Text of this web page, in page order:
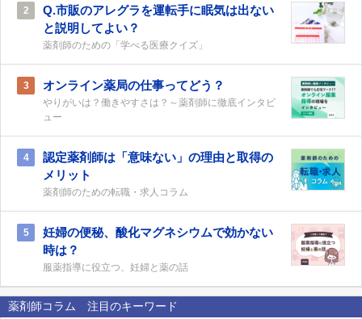
2
Q.市販のアレグラを運転手に眠気は出ない
と説明してよい？
薬剤師のための「学べる医療クイズ」
3 オンライン薬局の仕事ってどう？
やりがいは？働きやすさは？～薬剤師に徹底インタビ
ュー
4
認定薬剤師は「意味ない」の理由と取得の
メリット
薬剤師のための転職・求人コラム
5
妊婦の便秘、酸化マグネシウムで効かない
時は？
服薬指導に役立つ、妊婦と薬の話
薬剤師コラム 注目のキーワード